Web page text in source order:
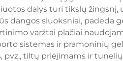
dalys turi tikslų
dangos sluoksniai, padeda
varžtai plačiai
sistemas ir pramoninių
pvz., tiltų priėjimams ir